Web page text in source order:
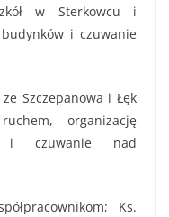
w Sterkowcu i
i czuwanie
Szczepanowa i Łęk
organizację
i czuwanie nad
Ks.